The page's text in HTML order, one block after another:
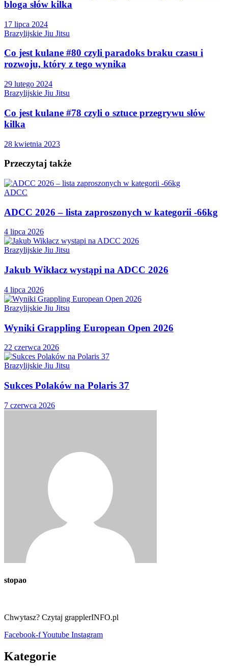
bloga słów kilka
17 lipca 2024
Brazylijskie Jiu Jitsu
Co jest kulane #80 czyli paradoks braku czasu i
rozwoju, który z tego wynika
29 lutego 2024
Brazylijskie Jiu Jitsu
Co jest kulane #78 czyli o sztuce przegrywu słów
kilka
28 kwietnia 2023
Przeczytaj także
ADCC
ADCC 2026 – lista zaproszonych w kategorii -66kg
4 lipca 2026
Brazylijskie Jiu Jitsu
Jakub Wikłacz wystąpi na ADCC 2026
4 lipca 2026
Brazylijskie Jiu Jitsu
Wyniki Grappling European Open 2026
22 czerwca 2026
Brazylijskie Jiu Jitsu
Sukces Polaków na Polaris 37
7 czerwca 2026
stopao
Chwytasz? Czytaj grapplerINFO.pl
Facebook-fYoutube Instagram
Kategorie